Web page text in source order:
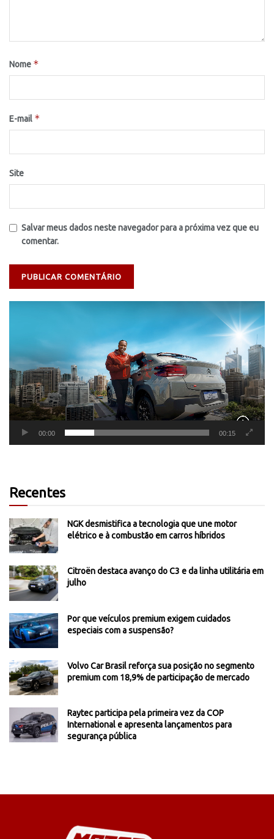
Nome *
E-mail *
Site
Salvar meus dados neste navegador para a próxima vez que eu
comentar.
00:00 00:15
Recentes
NGK desmistifica a tecnologia que une motor
elétrico e à combustão em carros híbridos
Citroën destaca avanço do C3 e da linha utilitária em
julho
Por que veículos premium exigem cuidados
especiais com a suspensão?
Volvo Car Brasil reforça sua posição no segmento
premium com 18,9% de participação de mercado
Raytec participa pela primeira vez da COP
International e apresenta lançamentos para
segurança pública